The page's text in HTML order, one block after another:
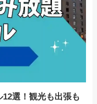
12選！観光も出張も